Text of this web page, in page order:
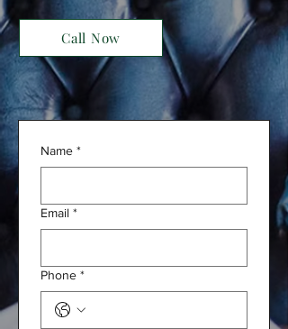
Call Now
Name *
Email *
Phone *